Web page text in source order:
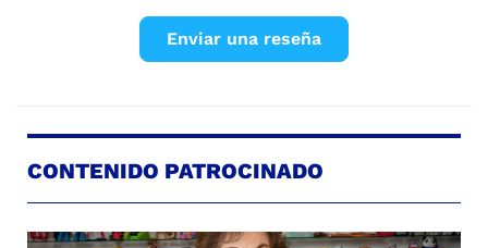
Enviar una reseña
CONTENIDO PATROCINADO